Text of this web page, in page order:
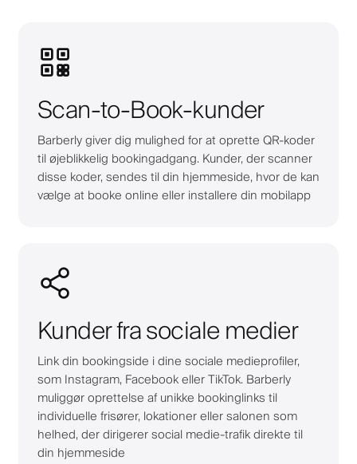
Scan-to-Book-kunder
Barberly giver dig mulighed for at oprette QR-koder
til øjeblikkelig bookingadgang. Kunder, der scanner
disse koder, sendes til din hjemmeside, hvor de kan
vælge at booke online eller installere din mobilapp
Kunder fra sociale medier
Link din bookingside i dine sociale medieprofiler,
som Instagram, Facebook eller TikTok. Barberly
muliggør oprettelse af unikke bookinglinks til
individuelle frisører, lokationer eller salonen som
helhed, der dirigerer social medie-trafik direkte til
din hjemmeside